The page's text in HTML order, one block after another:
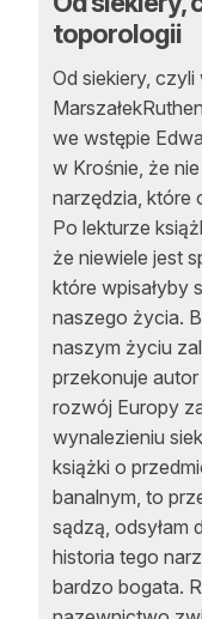
toporologii
Od siekiery,
we wstępie
w Krośnie, że
narzędzia, które
Po lekturze
że niewiele jest
które wpisałyby
naszego życia.
naszym życiu
przekonuje
rozwój Europy
wynalezieniu
książki o
banalnym, to
sądzą, odsyłam
historia tego
bardzo bogata.